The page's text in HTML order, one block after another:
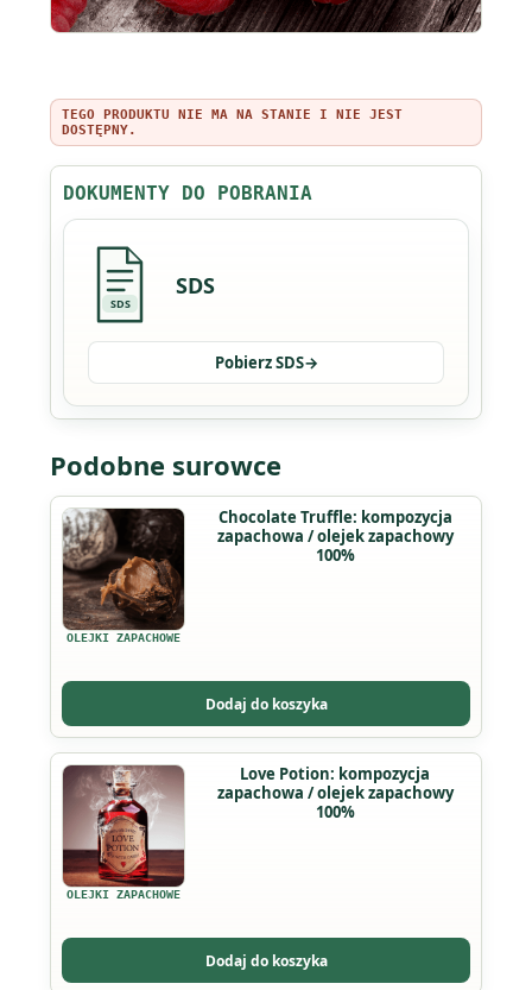
TEGO PRODUKTU NIE MA NA STANIE I NIE JEST
DOSTĘPNY.
DOKUMENTY DO POBRANIA
SDS
SDS
Pobierz SDS→
Podobne surowce
OLEJKI ZAPACHOWE
Chocolate Truffle: kompozycja
zapachowa / olejek zapachowy
100%
Dodaj do koszyka
Ten
produkt
ma
wiele
wariantów.
można
wybrać
na
stronie
produktu
OLEJKI ZAPACHOWE
Love Potion: kompozycja
zapachowa / olejek zapachowy
100%
Dodaj do koszyka
Ten
produkt
wiele
wariantów.
można
wybrać